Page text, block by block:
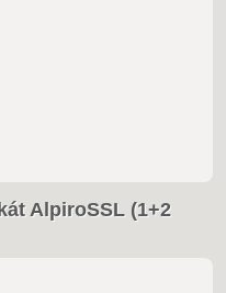
AlpiroSSL (1+2